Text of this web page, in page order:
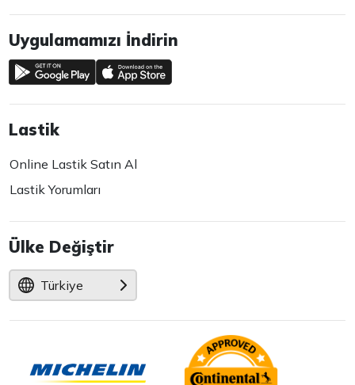
Uygulamamızı İndirin
Lastik
Online Lastik Satın Al
Lastik Yorumları
Ülke Değiştir
Türkiye